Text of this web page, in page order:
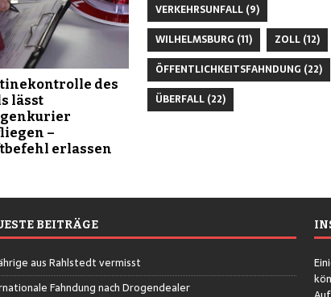
des
lässt
–
erlassen
VERKEHRSUNFALL(9)
WILHELMSBURG (11) ZOLL(12)
ÖFFENTLICHKEITSFAHNDUNG (22)
ÜBERFALL(22)
BEITRÄGE
aus Rahlstedt vermisst
Fahndung nach Drogendealer